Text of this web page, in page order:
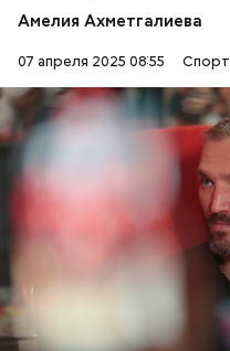
Амелия Ахметгалиева
07 апреля 2025 08:55 Спорт